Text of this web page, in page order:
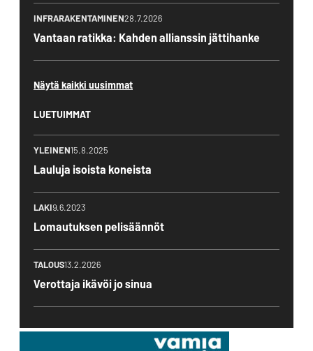
INFRARAKENTAMINEN28.7.2026
Vantaan ratikka: Kahden allianssin jättihanke
Näytä kaikki uusimmat
LUETUIMMAT
YLEINEN15.8.2025
Lauluja isoista koneista
LAKI9.6.2023
Lomautuksen pelisäännöt
TALOUS13.2.2026
Verottaja ikävöi jo sinua